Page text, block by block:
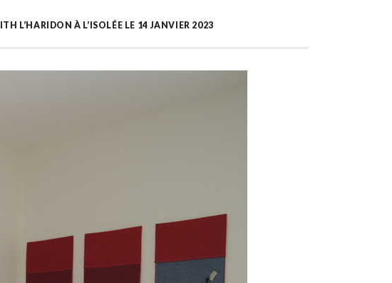
L’HARIDON À L’ISOLÉE LE 14 JANVIER 2023